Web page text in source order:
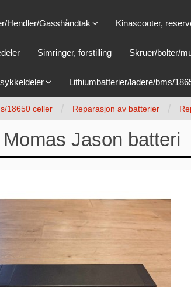
Hendler/Gasshåndtak Kinascooter,
Simringer, forstilling Skruer/bolter/
Lithiumbatterier/ladere/bms/
18650 celler Reparasjon av batterier
Jason batteri